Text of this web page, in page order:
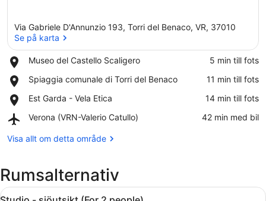
Via Gabriele D'Annunzio 193, Torri del Benaco, VR, 37010
Se på karta
Museo del Castello Scaligero
Place,
del
Scaligero
‪5 min till fots‬
Spiaggia comunale di Torri del Benaco
Place,
comunale
Torri
Benaco
‪11 min till fots‬
Est Garda - Vela Etica
Place,
Garda
Vela
‪14 min till fots‬
Verona (VRN-Valerio Catullo)
Airport,
(VRN-
‪42 min med bil‬
Visa allt om detta område
Rumsalternativ
Öppna
Ett sovrum med en säng, en
9